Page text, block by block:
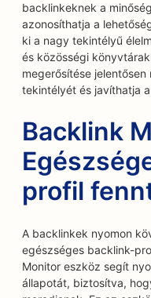
backlinkeknek a
azonosíthatja a
ki a nagy tekintélyű
és közösségi
megerősítése
tekintélyét és javíthatja
Backlink
profil
A backlinkek nyomon
egészséges backlink-
Monitor eszköz segít
állapotát, biztosítva,